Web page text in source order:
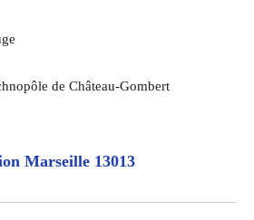
de Château-Gombert
Marseille 13013